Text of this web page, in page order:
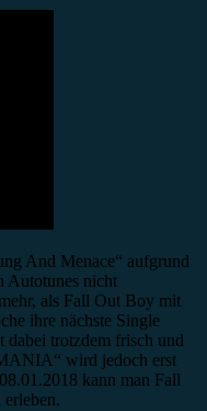
And Menace“ aufgrund
Autotunes nicht
als Fall Out Boy mit
ihre nächste Single
dabei trotzdem frisch und
wird jedoch erst
kann man Fall